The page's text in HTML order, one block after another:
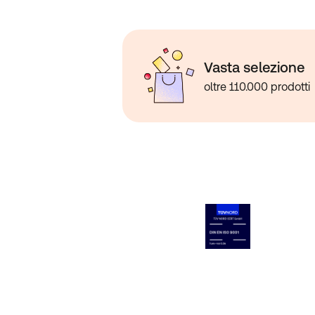
del latte, edulcoranti (stevioglicosidi),
di ferro, vitamina C (acido
acetato), nicotinamide, ossido di
di silicio), calcio D-pantotenato,
di rame, vitamina B6 (cloridrato di
mononitrato), vitamina B2
retinile), selenite di sodio, acido
I soggetti allergici dovrebbero
Analisi media
Vasta selezione
oltre 110.000 prodotti